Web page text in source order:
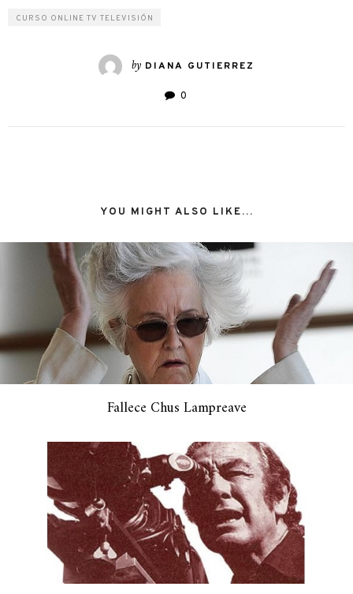
CURSO ONLINE TV TELEVISIÓN
by DIANA GUTIERREZ
0
YOU MIGHT ALSO LIKE...
Fallece Chus Lampreave